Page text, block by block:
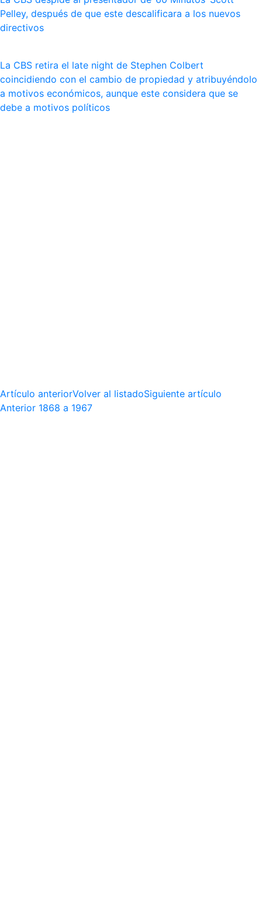
Pelley, después de que este descalificara a los nuevos
directivos
La CBS retira el late night de Stephen Colbert
coincidiendo con el cambio de propiedad y atribuyéndolo
a motivos económicos, aunque este considera que se
debe a motivos políticos
Artículo anteriorVolver al listadoSiguiente artículo
Anterior 1868 a 1967